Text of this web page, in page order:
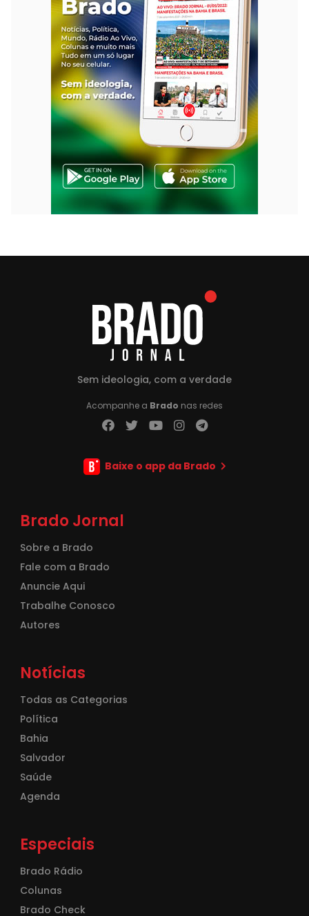
Sem ideologia, com a verdade
Acompanhe a Brado nas redes
Baixe o app da Brado
Brado Jornal
Sobre a Brado
Fale com a Brado
Anuncie Aqui
Trabalhe Conosco
Autores
Notícias
Todas as Categorias
Política
Bahia
Salvador
Saúde
Agenda
Especiais
Brado Rádio
Colunas
Brado Check